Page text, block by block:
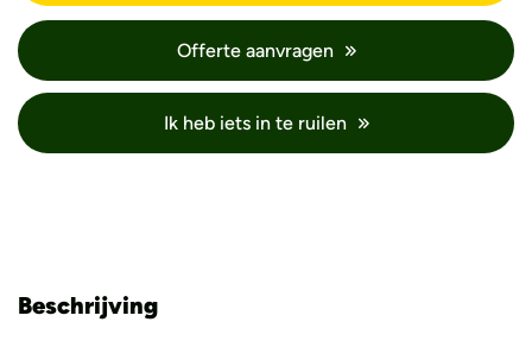
Offerte aanvragen
Ik heb iets in te ruilen
Beschrijving